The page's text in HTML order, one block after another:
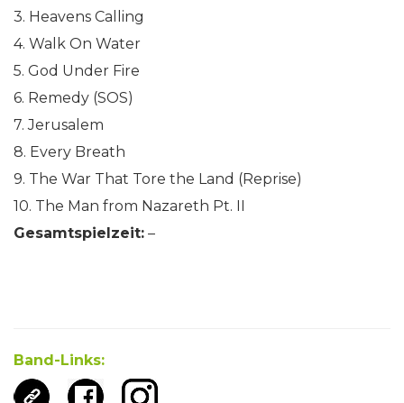
3. Heavens Calling
4. Walk On Water
5. God Under Fire
6. Remedy (SOS)
7. Jerusalem
8. Every Breath
9. The War That Tore the Land (Reprise)
10. The Man from Nazareth Pt. II
Gesamtspielzeit: –
Band-Links: